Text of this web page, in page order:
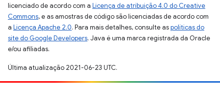
licenciado de acordo com a Licença de atribuição 4.0 do Creative
Commons, e as amostras de código são licenciadas de acordo com
a Licença Apache 2.0. Para mais detalhes, consulte aspolíticas do
site do Google Developers. Java é uma marca registrada da Oracle
e/ou afiliadas.
Última atualização 2021-06-23 UTC.